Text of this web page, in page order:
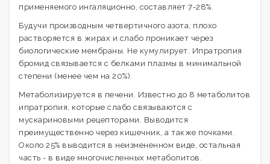
применяемого ингаляционно, составляет 7-28%.
Будучи производным четвертичного азота, плохо
растворяется в жирах и слабо проникает через
биологические мембраны. Не кумулирует. Ипратропия
бромид связывается с белками плазмы в минимальной
степени (менее чем на 20%).
Метаболизируется в печени. Известно до 8 метаболитов
ипратропия, которые слабо связываются с
мускариновыми рецепторами. Выводится
преимущественно через кишечник, а также почками.
Около 25% выводится в неизмененном виде, остальная
часть - в виде многочисленных метаболитов.